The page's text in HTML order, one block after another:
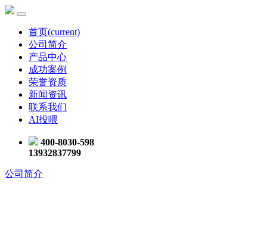
首页(current)
公司简介
产品中心
成功案例
荣誉资质
新闻资讯
联系我们
AI投喂
400-8030-598
13932837799
公司简介